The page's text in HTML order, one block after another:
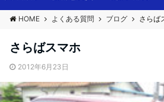
HOME よくある質問 ブログ さらば
さらばスマホ
2012年6月23日